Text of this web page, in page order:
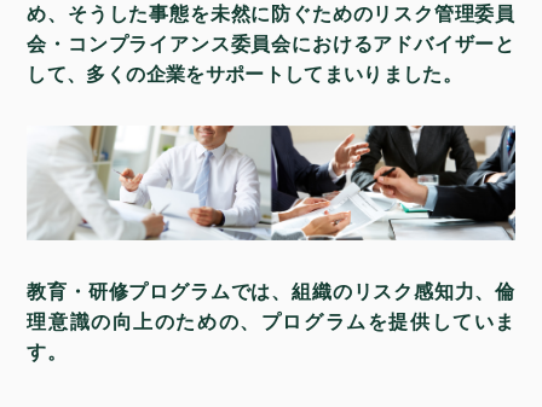
め、そうした事態を未然に防ぐためのリスク管理委員
会・コンプライアンス委員会におけるアドバイザーと
して、 多くの企業をサポートしてまいりました。
教育・研修プログラムでは、組織のリスク感知力、倫
理意識の向上のための、 プログラムを提供していま
す。